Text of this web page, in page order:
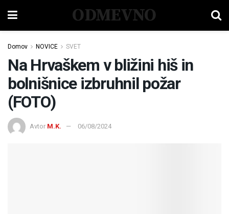
ODMEVNO
Domov NOVICE SVET
Na Hrvaškem v bližini hiš in
bolnišnice izbruhnil požar
(FOTO)
Avtor M.K. 06/08/2024